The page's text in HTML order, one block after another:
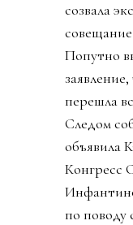
созвала
Попутно
перешла
Следом
Конгресс
по поводу